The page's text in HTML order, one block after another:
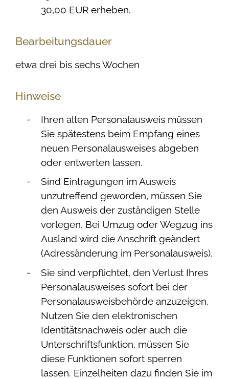
30,00 EUR erheben.
Bearbeitungsdauer
etwa drei bis sechs Wochen
Hinweise
Ihren alten Personalausweis müssen
Sie spätestens beim Empfang eines
neuen Personalausweises abgeben
oder entwerten lassen.
Sind Eintragungen im Ausweis
unzutreffend geworden, müssen Sie
den Ausweis der zuständigen Stelle
vorlegen. Bei Umzug oder Wegzug ins
Ausland wird die Anschrift geändert
(Adressänderung im Personalausweis).
Sie sind verpflichtet, den Verlust Ihres
Personalausweises sofort bei der
Personalausweisbehörde anzuzeigen.
Nutzen Sie den elektronischen
Identitätsnachweis oder auch die
Unterschriftsfunktion, müssen Sie
diese Funktionen sofort sperren
lassen. Einzelheiten dazu finden Sie im